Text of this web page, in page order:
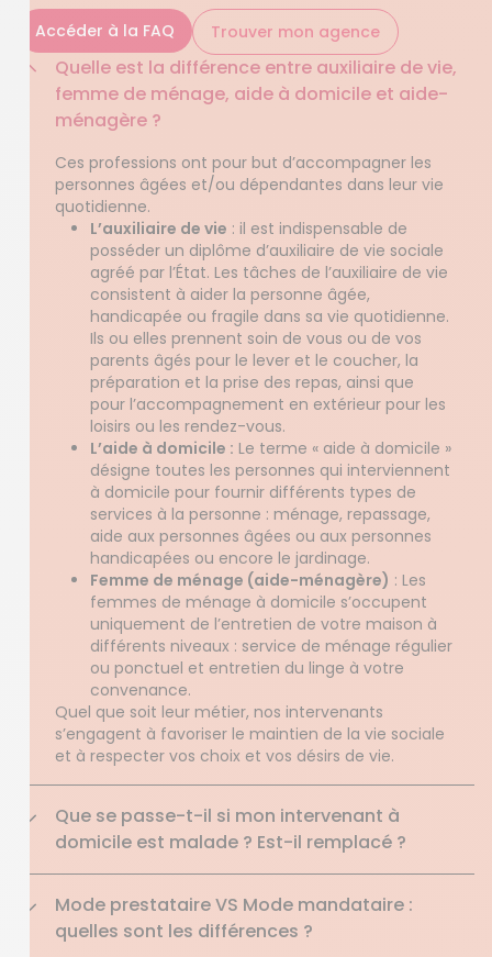
Accéder à la FAQ Trouver mon agence
Quelle est la différence entre auxiliaire de vie,
femme de ménage, aide à domicile et aide-
ménagère ?
Ces professions ont pour but d’accompagner les
personnes âgées et/ou dépendantes dans leur vie
quotidienne.
L’auxiliaire de vie : il est indispensable de
posséder un diplôme d’auxiliaire de vie sociale
agréé par l’État. Les tâches de l’auxiliaire de vie
consistent à aider la personne âgée,
handicapée ou fragile dans sa vie quotidienne.
Ils ou elles prennent soin de vous ou de vos
parents âgés pour le lever et le coucher, la
préparation et la prise des repas, ainsi que
pour l’accompagnement en extérieur pour les
loisirs ou les rendez-vous.
L’aide à domicile : Le terme « aide à domicile »
désigne toutes les personnes qui interviennent
à domicile pour fournir différents types de
services à la personne : ménage, repassage,
aide aux personnes âgées ou aux personnes
handicapées ou encore le jardinage.
Femme de ménage (aide-ménagère) : Les
femmes de ménage à domicile s’occupent
uniquement de l’entretien de votre maison à
différents niveaux : service de ménage régulier
ou ponctuel et entretien du linge à votre
convenance.
Quel que soit leur métier, nos intervenants
s’engagent à favoriser le maintien de la vie sociale
et à respecter vos choix et vos désirs de vie.
Que se passe-t-il si mon intervenant à
domicile est malade ? Est-il remplacé ?
Mode prestataire VS Mode mandataire :
quelles sont les différences ?